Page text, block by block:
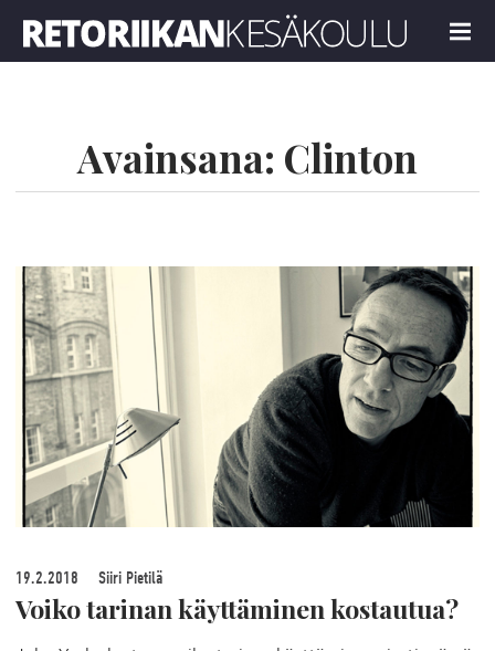
MENU
Avainsana: Clinton
19.2.2018 Siiri Pietilä
Voiko tarinan käyttäminen kostautua?